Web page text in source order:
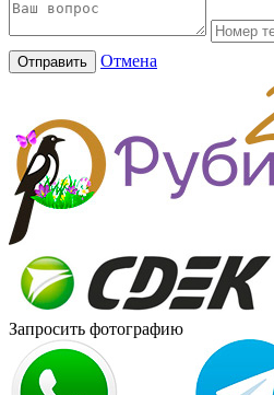
Отправить Отмена
Запросить фотографию